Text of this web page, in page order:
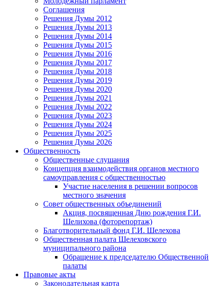
Соглашения
Решения Думы 2012
Решения Думы 2013
Решения Думы 2014
Решения Думы 2015
Решения Думы 2016
Решения Думы 2017
Решения Думы 2018
Решения Думы 2019
Решения Думы 2020
Решения Думы 2021
Решения Думы 2022
Решения Думы 2023
Решения Думы 2024
Решения Думы 2025
Решения Думы 2026
Общественность
Общественные слушания
Концепция взаимодействия органов местного
самоуправления с общественностью
Участие населения в решении вопросов
местного значения
Совет общественных объединений
Акция, посвященная Дню рождения Г.И.
Шелихова (фоторепортаж)
Благотворительный фонд Г.И. Шелехова
Общественная палата Шелеховского
муниципального района
Обращение к председателю Общественной
палаты
Правовые акты
Законодательная карта